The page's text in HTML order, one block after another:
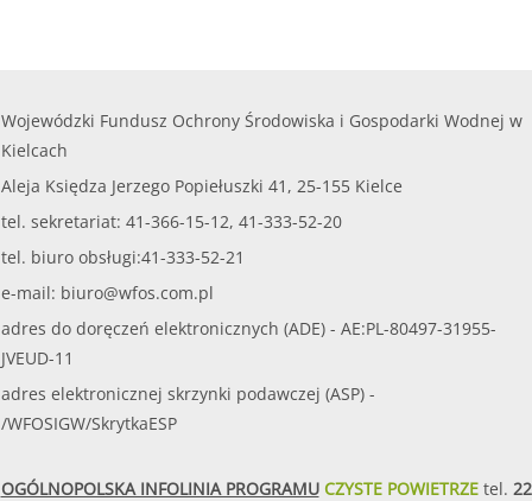
Wojewódzki Fundusz Ochrony Środowiska i Gospodarki Wodnej w
Kielcach
Aleja Księdza Jerzego Popiełuszki 41, 25-155 Kielce
tel. sekretariat: 41-366-15-12, 41-333-52-20
tel. biuro obsługi:41-333-52-21
e-mail: biuro@wfos.com.pl
adres do doręczeń elektronicznych (ADE) - AE:PL-80497-31955-
JVEUD-11
adres elektronicznej skrzynki podawczej (ASP) -
/WFOSIGW/SkrytkaESP
OGÓLNOPOLSKA INFOLINIA PROGRAMUCZYSTE POWIETRZEtel. 22